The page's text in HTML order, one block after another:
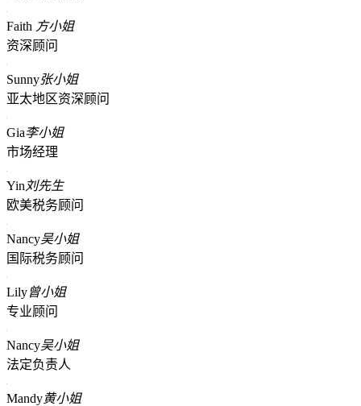
Faith 方小姐
资深顾问
Sunny张小姐
亚太地区资深顾问
Gia李小姐
市场经理
Yin 刘先生
欧美税务顾问
Nancy吴小姐
国际税务顾问
Lily曾小姐
专业顾问
Nancy吴小姐
法定负责人
Mandy黄小姐